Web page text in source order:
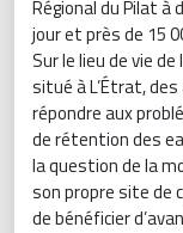
Régional du Pilat
jour et près de 15
Sur le lieu de vie
situé à L’Étrat,
répondre aux
de rétention des
la question de la
son propre site
de bénéficier